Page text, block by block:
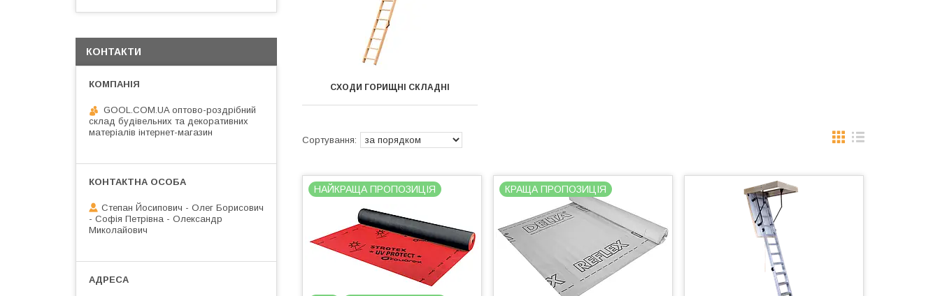
СХОДИ ГОРИЩНІ СКЛАДНІ
НАЙКРАЩА ПРОПОЗИЦІЯ КРАЩА ПРОПОЗИЦІЯ
КОНТАКТИ
GOOL.COM.UA оптово-роздрібний
склад будівельних та декоративних
матеріалів інтернет-магазин
Степан Йосипович - Олег Борисович
- Софія Петрівна - Олександр
Миколайович